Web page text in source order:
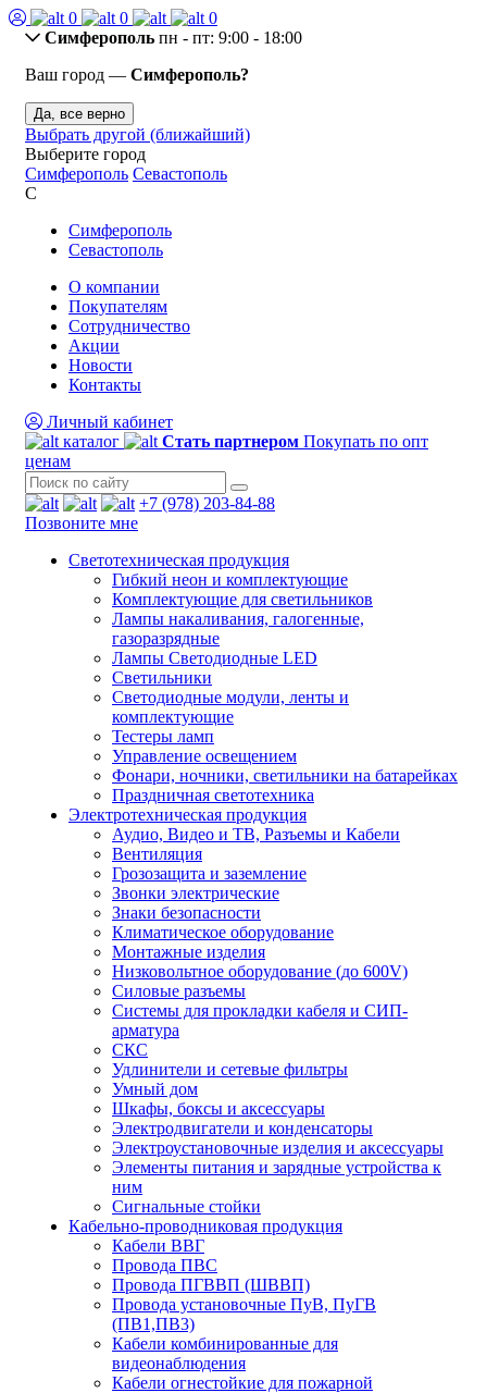
0 0
0
Симферополь пн - пт: 9:00 - 18:00
Ваш город — Симферополь?
Да, все верно
Выбрать другой (ближайший)
Выберите город
Симферополь Севастополь
С
Симферополь
Севастополь
О компании
Покупателям
Сотрудничество
Акции
Новости
Контакты
Личный кабинет
каталог
Стать партнером Покупать по опт
ценам
+7 (978) 203-84-88
Позвоните мне
Светотехническая продукция
Гибкий неон и комплектующие
Комплектующие для светильников
Лампы накаливания, галогенные,
газоразрядные
Лампы Светодиодные LED
Светильники
Светодиодные модули, ленты и
комплектующие
Тестеры ламп
Управление освещением
Фонари, ночники, светильники на батарейках
Праздничная светотехника
Электротехническая продукция
Аудио, Видео и ТВ, Разъемы и Кабели
Вентиляция
Грозозащита и заземление
Звонки электрические
Знаки безопасности
Климатическое оборудование
Монтажные изделия
Низковольтное оборудование (до 600V)
Силовые разъемы
Системы для прокладки кабеля и СИП-
арматура
СКС
Удлинители и сетевые фильтры
Умный дом
Шкафы, боксы и аксессуары
Электродвигатели и конденсаторы
Электроустановочные изделия и аксессуары
Элементы питания и зарядные устройства к
ним
Сигнальные стойки
Кабельно-проводниковая продукция
Кабели ВВГ
Провода ПВС
Провода ПГВВП (ШВВП)
Провода установочные ПуВ, ПуГВ
(ПВ1,ПВ3)
Кабели комбинированные для
видеонаблюдения
Кабели огнестойкие для пожарной